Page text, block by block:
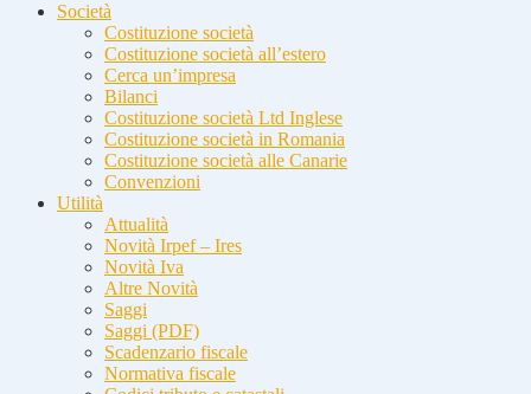
Società
Costituzione società
Costituzione società all’estero
Cerca un’impresa
Bilanci
Costituzione società Ltd Inglese
Costituzione società in Romania
Costituzione società alle Canarie
Convenzioni
Utilità
Attualità
Novità Irpef – Ires
Novità Iva
Altre Novità
Saggi
Saggi (PDF)
Scadenzario fiscale
Normativa fiscale